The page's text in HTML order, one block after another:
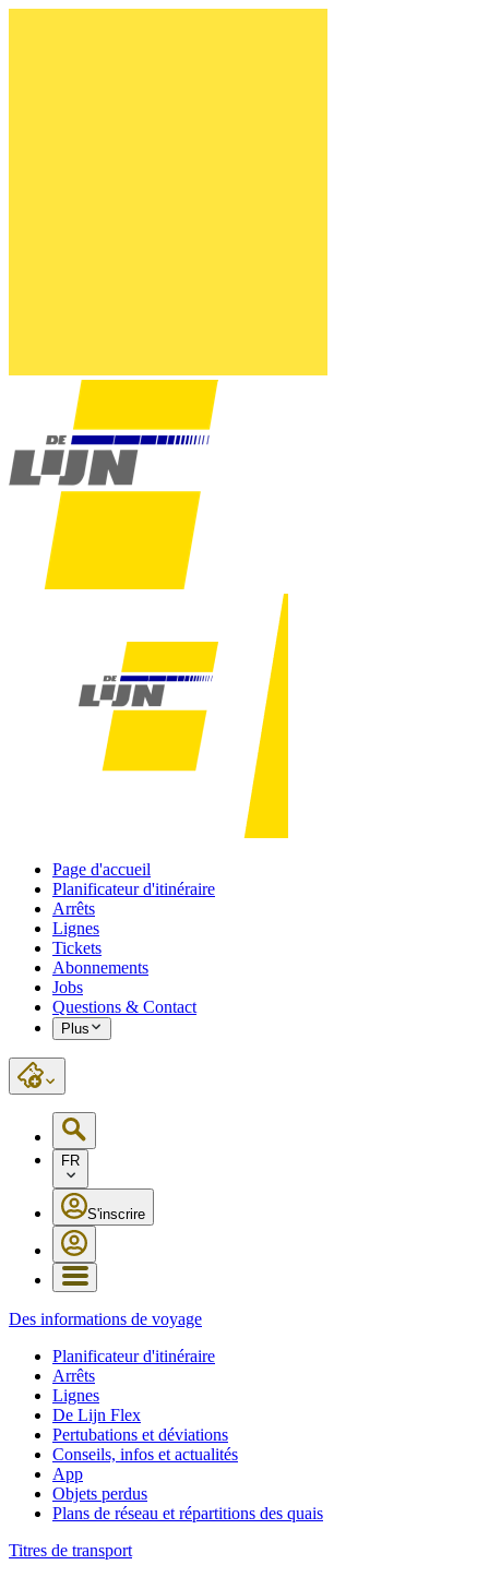
Page d'accueil
Planificateur d'itinéraire
Arrêts
Lignes
Tickets
Abonnements
Jobs
Questions & Contact
Plus
FR
S'inscrire
Des informations de voyage
Planificateur d'itinéraire
Arrêts
Lignes
De Lijn Flex
Pertubations et déviations
Conseils, infos et actualités
App
Objets perdus
Plans de réseau et répartitions des quais
Titres de transport